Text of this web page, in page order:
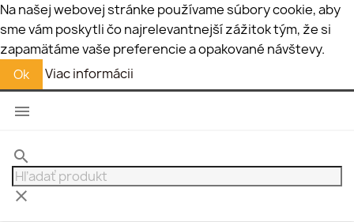
Na našej webovej stránke používame súbory cookie, aby
sme vám poskytli čo najrelevantnejší zážitok tým, že si
zapamätáme vaše preferencie a opakované návštevy.
Ok
Viac informácii

search
clear